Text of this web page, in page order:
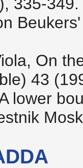
On
43
lower